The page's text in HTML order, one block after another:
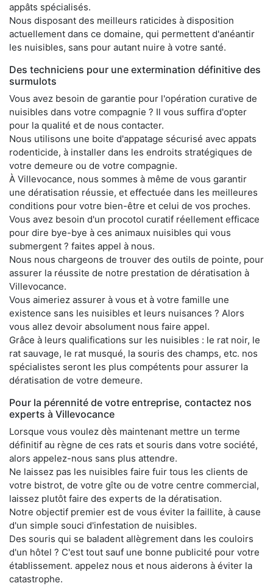
appâts spécialisés.
Nous disposant des meilleurs raticides à disposition
actuellement dans ce domaine, qui permettent d'anéantir
les nuisibles, sans pour autant nuire à votre santé.
Des techniciens pour une extermination définitive des
surmulots
Vous avez besoin de garantie pour l'opération curative de
nuisibles dans votre compagnie ? Il vous suffira d'opter
pour la qualité et de nous contacter.
Nous utilisons une boite d'appatage sécurisé avec appats
rodenticide, à installer dans les endroits stratégiques de
votre demeure ou de votre compagnie.
À Villevocance, nous sommes à même de vous garantir
une dératisation réussie, et effectuée dans les meilleures
conditions pour votre bien-être et celui de vos proches.
Vous avez besoin d'un procotol curatif réellement efficace
pour dire bye-bye à ces animaux nuisibles qui vous
submergent ? faites appel à nous.
Nous nous chargeons de trouver des outils de pointe, pour
assurer la réussite de notre prestation de dératisation à
Villevocance.
Vous aimeriez assurer à vous et à votre famille une
existence sans les nuisibles et leurs nuisances ? Alors
vous allez devoir absolument nous faire appel.
Grâce à leurs qualifications sur les nuisibles : le rat noir, le
rat sauvage, le rat musqué, la souris des champs, etc. nos
spécialistes seront les plus compétents pour assurer la
dératisation de votre demeure.
Pour la pérennité de votre entreprise, contactez nos
experts à Villevocance
Lorsque vous voulez dès maintenant mettre un terme
définitif au règne de ces rats et souris dans votre société,
alors appelez-nous sans plus attendre.
Ne laissez pas les nuisibles faire fuir tous les clients de
votre bistrot, de votre gîte ou de votre centre commercial,
laissez plutôt faire des experts de la dératisation.
Notre objectif premier est de vous éviter la faillite, à cause
d'un simple souci d'infestation de nuisibles.
Des souris qui se baladent allègrement dans les couloirs
d'un hôtel ? C'est tout sauf une bonne publicité pour votre
établissement. appelez nous et nous aiderons à éviter la
catastrophe.